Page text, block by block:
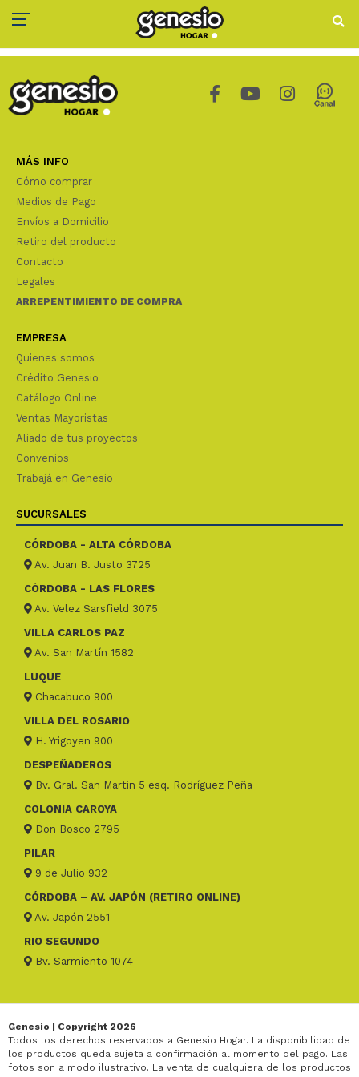
MÁS INFO
Cómo comprar
Medios de Pago
Envíos a Domicilio
Retiro del producto
Contacto
Legales
ARREPENTIMIENTO DE COMPRA
EMPRESA
Quienes somos
Crédito Genesio
Catálogo Online
Ventas Mayoristas
Aliado de tus proyectos
Convenios
Trabajá en Genesio
SUCURSALES
CÓRDOBA - ALTA CÓRDOBA
Av. Juan B. Justo 3725
CÓRDOBA - LAS FLORES
Av. Velez Sarsfield 3075
VILLA CARLOS PAZ
Av. San Martín 1582
LUQUE
Chacabuco 900
VILLA DEL ROSARIO
H. Yrigoyen 900
DESPEÑADEROS
Bv. Gral. San Martin 5 esq. Rodríguez Peña
COLONIA CAROYA
Don Bosco 2795
PILAR
9 de Julio 932
CÓRDOBA – AV. JAPÓN (RETIRO ONLINE)
Av. Japón 2551
RIO SEGUNDO
Bv. Sarmiento 1074
Genesio | Copyright 2026
Todos los derechos reservados a Genesio Hogar. La disponibilidad de
los productos queda sujeta a confirmación al momento del pago. Las
fotos son a modo ilustrativo. La venta de cualquiera de los productos